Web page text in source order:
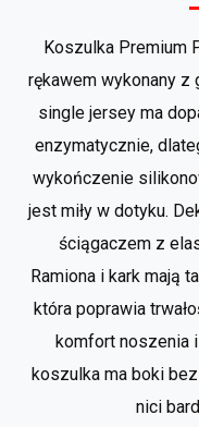
Koszulka Premium
rękawem wykonany z
single jersey ma
enzymatycznie,
wykończenie
jest miły w dotyku.
ściągaczem z
Ramiona i kark mają
która poprawia
komfort noszenia
koszulka ma boki
nici